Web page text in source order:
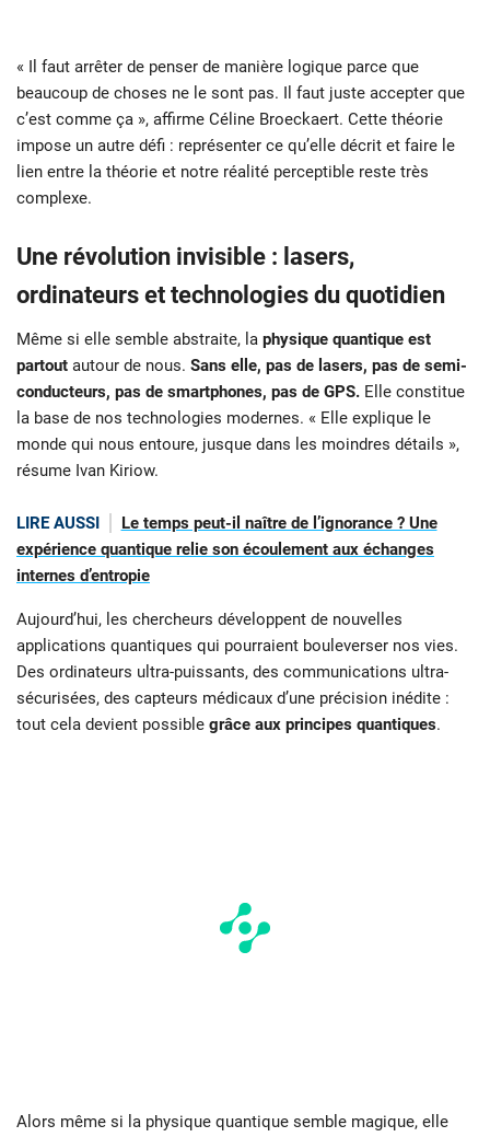
« Il faut arrêter de penser de manière logique parce que
beaucoup de choses ne le sont pas. Il faut juste accepter que
c’est comme ça », affirme Céline Broeckaert. Cette théorie
impose un autre défi : représenter ce qu’elle décrit et faire le
lien entre la théorie et notre réalité perceptible reste très
complexe.
Une révolution invisible : lasers,
ordinateurs et technologies du quotidien
Même si elle semble abstraite, la physique quantique est
partout autour de nous. Sans elle, pas de lasers, pas de semi-
conducteurs, pas de smartphones, pas de GPS. Elle constitue
la base de nos technologies modernes. « Elle explique le
monde qui nous entoure, jusque dans les moindres détails »,
résume Ivan Kiriow.
LIRE AUSSI
Le temps peut-il naître de l’ignorance ? Une
expérience quantique relie son écoulement aux échanges
internes d’entropie
Aujourd’hui, les chercheurs développent de nouvelles
applications quantiques qui pourraient bouleverser nos vies.
Des ordinateurs ultra-puissants, des communications ultra-
sécurisées, des capteurs médicaux d’une précision inédite :
tout cela devient possible grâce aux principes quantiques.
Alors même si la physique quantique semble magique, elle